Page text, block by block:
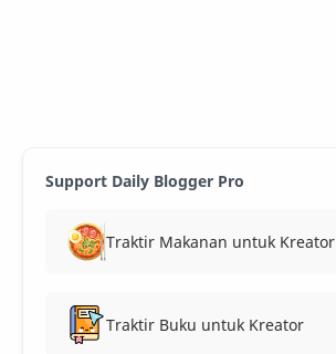
Support Daily Blogger Pro
Traktir Makanan untuk Kreator
Traktir Buku untuk Kreator